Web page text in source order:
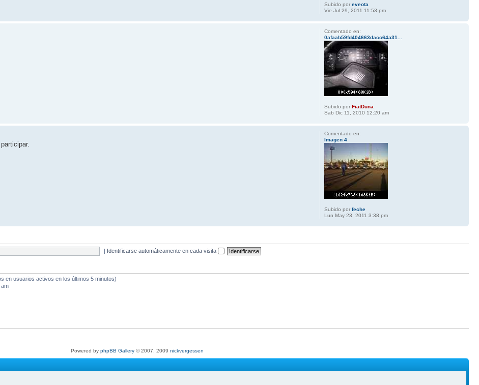
Subido por eveota
Vie Jul 29, 2011 11:53 pm
Comentado en:
0afaab59fd404663dacc64a31...
Subido por FiatDuna
Sab Dic 11, 2010 12:20 am
Comentado en:
Imagen 4
Subido por feche
Lun May 23, 2011 3:38 pm
| Identificarse automáticamente en cada visita
en usuarios activos en los últimos 5 minutos)
am
Powered by phpBB Gallery© 2007, 2009 nickvergessen